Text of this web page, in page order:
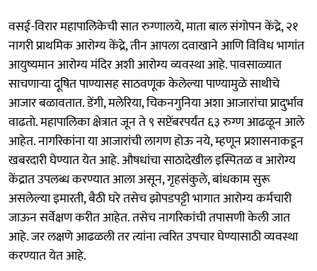
वसई-विरार महापालिकेची सात रुग्णालये, माता बाल संगोपन केंद्रे, २१
नागरी प्राथमिक आरोग्य केंद्रे, तीन आपला दवाखाने आणि विविध भागांत
आयुष्यमान आरोग्य मंदिर अशी आरोग्य व्यवस्था आहे. पावसाळ्यात
साचणाऱ्या दूषित पाण्यासह साठवणूक केलेल्या पाण्यामुळे साथीचे
आजार बळावतात. डेंगी, मलेरिया, चिकनगुनिया अशा आजारांचा प्रादुर्भाव
वाढतो. महापालिका क्षेत्रात जून ते ९ सप्टेंबरपर्यंत ६३ रुग्ण आढळून आले
आहेत. नागरिकांना या आजारांची लागण होऊ नये, म्हणून प्रशासनाकडून
खबरदारी घेण्यात येत आहे. औषधांचा साठादेखील इस्पितळ व आरोग्य
केंद्रात उपलब्ध करण्यात आला असून, गृहसंकुले, बांधकाम सुरू
असलेल्या इमारती, बैठी घरे तसेच झोपडपट्टी भागात आरोग्य कर्मचारी
जाऊन सर्वेक्षण करीत आहेत. तसेच नागरिकांची तपासणी केली जात
आहे. जर लक्षणे आढळली तर त्यांना त्वरित उपचार घेण्यासाठी व्यवस्था
करण्यात येत आहे.